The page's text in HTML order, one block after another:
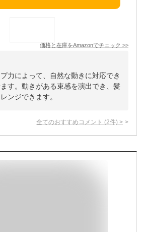
価格と在庫をAmazonでチェック >>
力によって、自然な動きに対応でき
す。動きがある束感を演出でき、髪
ンジできます。
全てのおすすめコメント (2件) >